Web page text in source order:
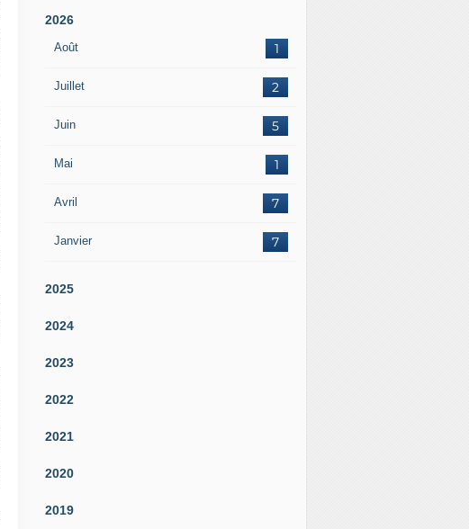
2026
Août 1
Juillet 2
Juin 5
Mai 1
Avril 7
Janvier 7
2025
2024
2023
2022
2021
2020
2019